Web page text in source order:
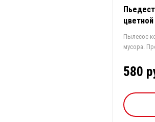
цветной
Пылесос-
мусора.
580